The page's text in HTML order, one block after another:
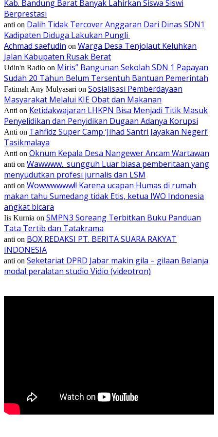
Kab. Bandung Barat Banyak Lahirkan Siswa Siswi
Berprestasi
anti on Dalih Tidak Tercover Anggaran Dari Dinas SDN1
Kadipaten Diduga Lakukan Pungli
Achmad saefudin on Warga Desa Tenjolaut Keluhkan
Jalan Kabupaten Rusak Berat
Udin'n Radio on Miris” Bangunan Sekolah SDN 1 Papayan
Sudah 20 Tahun Belum Tersentuh Bantuan Pemerintah
Fatimah Any Mulyasari on Sosialisasi Pemberdayaan
Masyarakat Melalui KIE Obat dan Makanan
Anti on Ketidakwajaran LHKPN Bisa Menjadi Titik Masuk
Penyelidikan dan Penyidikan Dugaan Adanya Korupsi
Anti on Tahfidz Super Camp ‘Jihad Santri Jayakan Negeri’
Tasikmalaya
Anti on Oknum Kepala Desa Nangewer Ancam Wartawan
anti on Wawwww.. sungguh Luar biasa pemberitaan yang
menyudutkan profesi jurnalis dan LSM
anti on Wowwwwww!! Karena ucapan Humas di rumah
makan tahu Sumedang tidak Etis, ketua IWO Indonesia
angkat bicara
Iis Kurnia on SMPN3 Soreang Terbitkan Buku Panduan
Tata Tertib dan Tatakrama
anti on BOX REDAKSI PT. BERITA SUARA RAKYAT
INDONESIA
anti on Seketariat DPRD Jabar makin gila – gilaan Belanja
modal peralatan studio Vidio (videotron)